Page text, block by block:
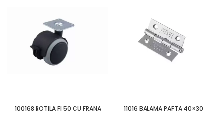
100168 ROTILA FI 50 CU FRANA
11016 BALAMA PAFTA 40×30